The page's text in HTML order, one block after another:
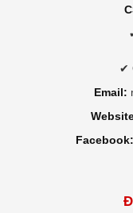
✔
Email:
Facebook: